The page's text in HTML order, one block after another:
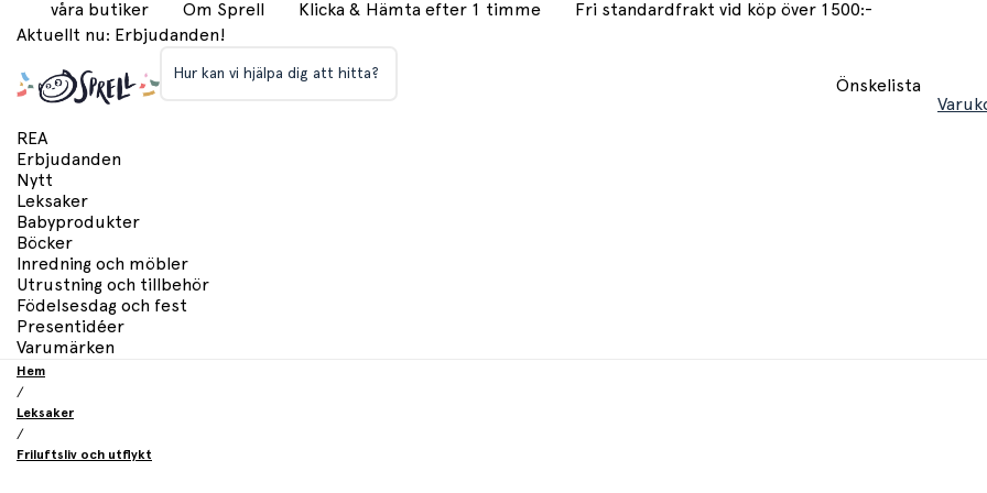
våra butiker Om Sprell Klicka & Hämta efter 1 timme
Fri standardfrakt vid köp över 1500:-
Aktuellt nu: Erbjudanden!
Hur kan vi hjälpa dig att hitta?
Önskelista
REA
Erbjudanden
Nytt
Leksaker
Babyprodukter
Böcker
Inredning och möbler
Utrustning och tillbehör
Födelsesdag och fest
Presentidéer
Varumärken
Hem
/
Leksaker
/
Friluftsliv och utflykt